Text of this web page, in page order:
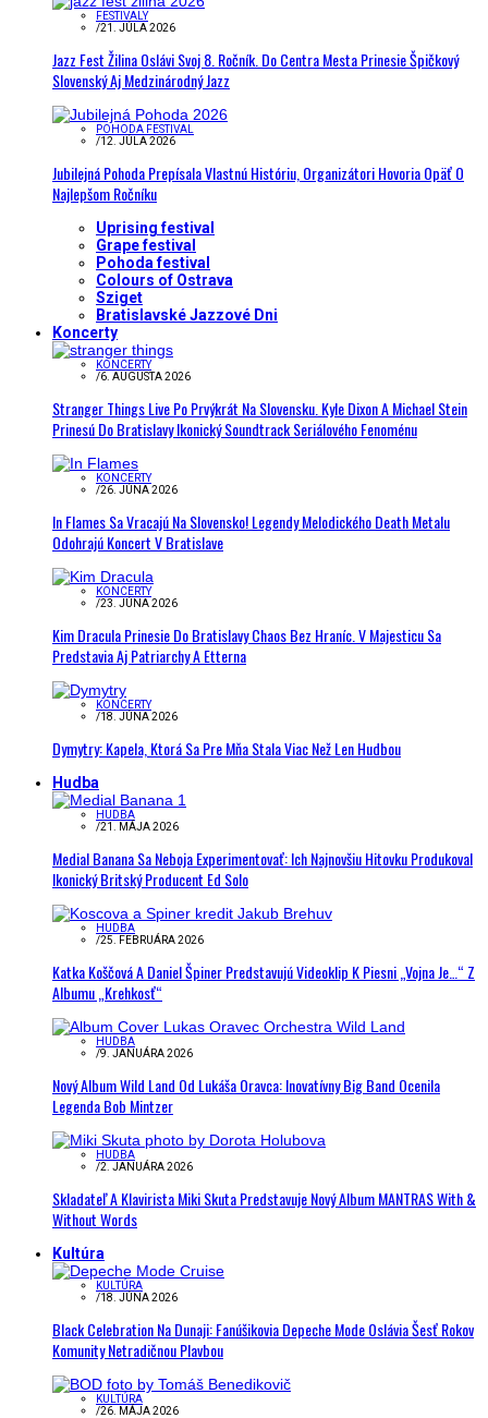
FESTIVALY
/21. JÚLA 2026
Jazz Fest Žilina Oslávi Svoj 8. Ročník. Do Centra Mesta Prinesie Špičkový
Slovenský Aj Medzinárodný Jazz
POHODA FESTIVAL
/12. JÚLA 2026
Jubilejná Pohoda Prepísala Vlastnú Históriu, Organizátori Hovoria Opäť O
Najlepšom Ročníku
Uprising festival
Grape festival
Pohoda festival
Colours of Ostrava
Sziget
Bratislavské Jazzové Dni
Koncerty
KONCERTY
/6. AUGUSTA 2026
Stranger Things Live Po Prvýkrát Na Slovensku. Kyle Dixon A Michael Stein
Prinesú Do Bratislavy Ikonický Soundtrack Seriálového Fenoménu
KONCERTY
/26. JÚNA 2026
In Flames Sa Vracajú Na Slovensko! Legendy Melodického Death Metalu
Odohrajú Koncert V Bratislave
KONCERTY
/23. JÚNA 2026
Kim Dracula Prinesie Do Bratislavy Chaos Bez Hraníc. V Majesticu Sa
Predstavia Aj Patriarchy A Etterna
KONCERTY
/18. JÚNA 2026
Dymytry: Kapela, Ktorá Sa Pre Mňa Stala Viac Než Len Hudbou
Hudba
HUDBA
/21. MÁJA 2026
Medial Banana Sa Neboja Experimentovať: Ich Najnovšiu Hitovku Produkoval
Ikonický Britský Producent Ed Solo
HUDBA
/25. FEBRUÁRA 2026
Katka Koščová A Daniel Špiner Predstavujú Videoklip K Piesni „Vojna Je…“ Z
Albumu „Krehkosť“
HUDBA
/9. JANUÁRA 2026
Nový Album Wild Land Od Lukáša Oravca: Inovatívny Big Band Ocenila
Legenda Bob Mintzer
HUDBA
/2. JANUÁRA 2026
Skladateľ A Klavirista Miki Skuta Predstavuje Nový Album MANTRAS With &
Without Words
Kultúra
KULTÚRA
/18. JÚNA 2026
Black Celebration Na Dunaji: Fanúšikovia Depeche Mode Oslávia Šesť Rokov
Komunity Netradičnou Plavbou
KULTÚRA
/26. MÁJA 2026